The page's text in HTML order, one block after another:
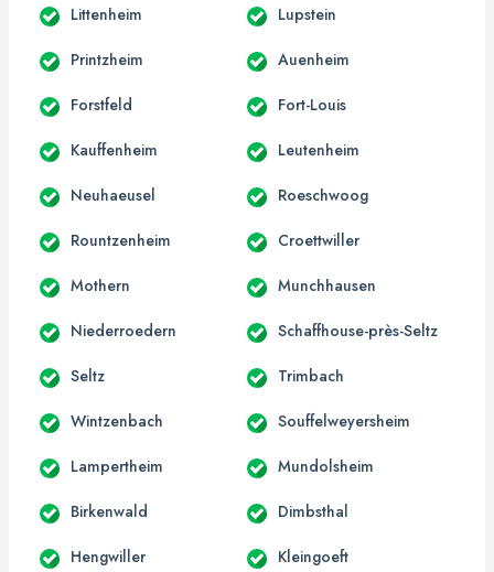
Littenheim Lupstein
Printzheim Auenheim
Forstfeld Fort-Louis
Kauffenheim Leutenheim
Neuhaeusel Roeschwoog
Rountzenheim Croettwiller
Mothern Munchhausen
Niederroedern Schaffhouse-près-Seltz
Seltz Trimbach
Wintzenbach Souffelweyersheim
Lampertheim Mundolsheim
Birkenwald Dimbsthal
Hengwiller Kleingoeft